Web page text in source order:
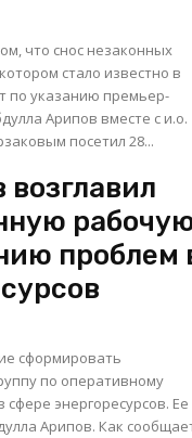
что снос незаконных
стало известно в
по указанию премьер-
Арипов вместе с и.о.
посетил 28...
проблем
сформировать
по оперативному
энергоресурсов. Ее
Как сообщает